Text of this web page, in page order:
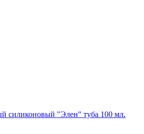
силиконовый "Элен" туба 100 мл.